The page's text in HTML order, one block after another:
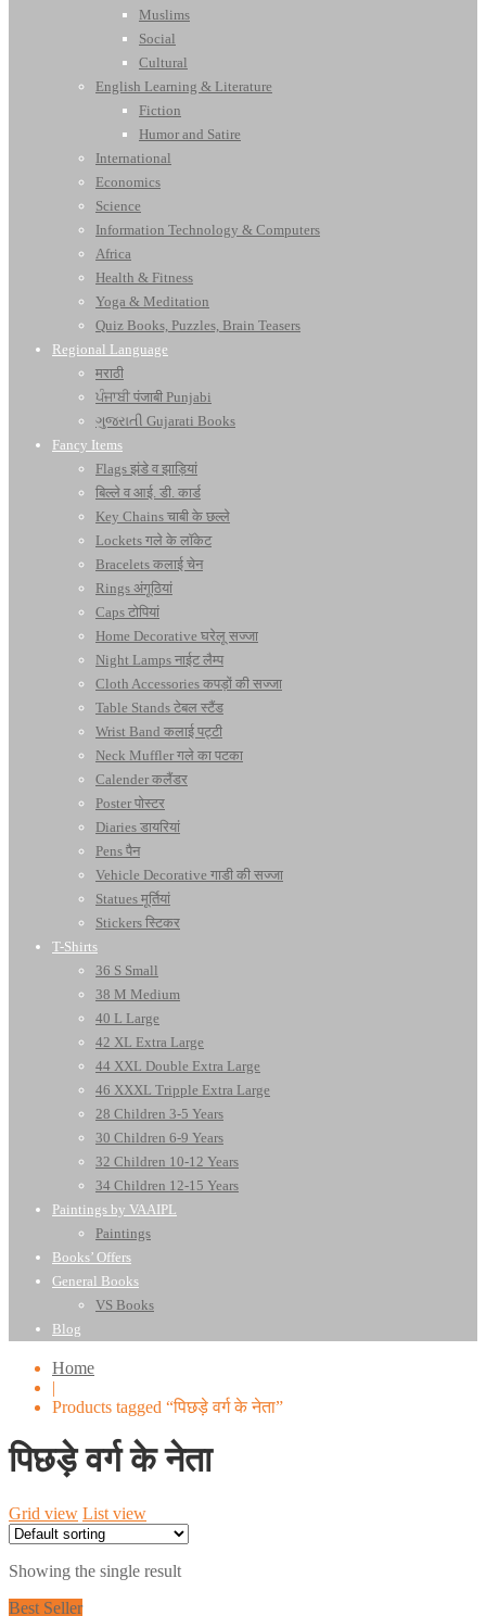
Muslims
Social
Cultural
English Learning & Literature
Fiction
Humor and Satire
International
Economics
Science
Information Technology & Computers
Africa
Health & Fitness
Yoga & Meditation
Quiz Books, Puzzles, Brain Teasers
Regional Language
मराठी
ਪੰਜਾਬੀ पंजाबी Punjabi
ગુજરાતી Gujarati Books
Fancy Items
Flags झंडे व झाड़ियां
बिल्ले व आई. डी. कार्ड
Key Chains चाबी के छल्ले
Lockets गले के लॉकेट
Bracelets कलाई चेन
Rings अंगूठियां
Caps टोपियां
Home Decorative घरेलू सज्जा
Night Lamps नाईट लैम्प
Cloth Accessories कपड़ों की सज्जा
Table Stands टेबल स्टैंड
Wrist Band कलाई पट्टी
Neck Muffler गले का पटका
Calender कलैंडर
Poster पोस्टर
Diaries डायरियां
Pens पैन
Vehicle Decorative गाडी की सज्जा
Statues मूर्तियां
Stickers स्टिकर
T-Shirts
36 S Small
38 M Medium
40 L Large
42 XL Extra Large
44 XXL Double Extra Large
46 XXXL Tripple Extra Large
28 Children 3-5 Years
30 Children 6-9 Years
32 Children 10-12 Years
34 Children 12-15 Years
Paintings by VAAIPL
Paintings
Books’ Offers
General Books
VS Books
Blog
Home
|
Products tagged “पिछड़े वर्ग के नेता”
पिछड़े वर्ग के नेता
Grid view List view
Showing the single result
Best Seller